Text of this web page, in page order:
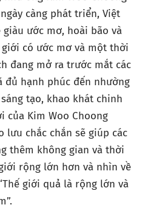
càng phát triển, Việt
ước mơ, hoài bão và
có ước mơ và một thời
đang mở ra trước mắt các
đủ hạnh phúc đến nhường
tạo, khao khát chinh
của Kim Woo Choong
chắc chắn sẽ giúp các
thêm không gian và thời
rộng lớn hơn và nhìn về
giới quả là rộng lớn và